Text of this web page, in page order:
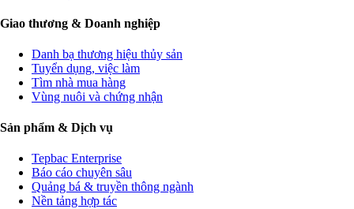
Giao thương & Doanh nghiệp
Danh bạ thương hiệu thủy sản
Tuyển dụng, việc làm
Tìm nhà mua hàng
Vùng nuôi và chứng nhận
Sản phẩm & Dịch vụ
Tepbac Enterprise
Báo cáo chuyên sâu
Quảng bá & truyền thông ngành
Nền tảng hợp tác